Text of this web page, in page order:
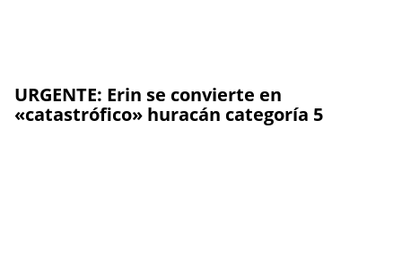
URGENTE: Erin se convierte en
«catastrófico» huracán categoría 5